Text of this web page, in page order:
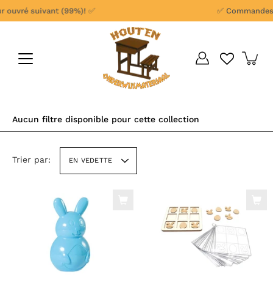
au
suivant (99%)! ✅ ✅ Commandes
Aucun filtre disponible pour cette collection
Trier par: EN VEDETTE